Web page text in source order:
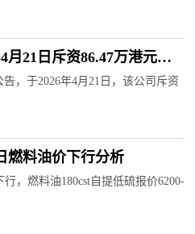
月21日斥资86.47万港元回
，于2026年4月21日，该公司斥资
燃料油价下行分析
，燃料油180cst自提低硫报价6200-